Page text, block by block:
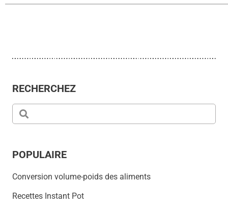
RECHERCHEZ
POPULAIRE
Conversion volume-poids des aliments
Recettes Instant Pot